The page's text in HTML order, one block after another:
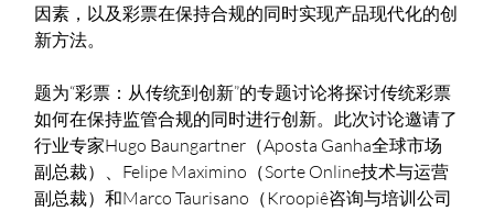
因素，以及彩票在保持合规的同时实现产品现代化的创
新方法。
题为“彩票：从传统到创新”的专题讨论将探讨传统彩票
如何在保持监管合规的同时进行创新。此次讨论邀请了
行业专家Hugo Baungartner（Aposta Ganha全球市场
副总裁）、Felipe Maximino（Sorte Online技术与运营
副总裁）和Marco Taurisano（Kroopiê咨询与培训公司